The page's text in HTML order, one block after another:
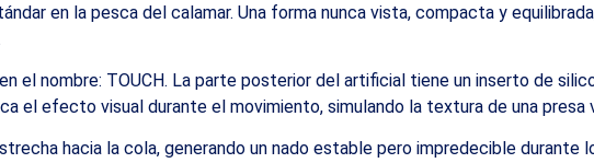
en la pesca del calamar. Una forma nunca vista, compacta y
el nombre: TOUCH. La parte posterior del artificial tiene un inserto de
el efecto visual durante el movimiento, simulando la textura de una presa
hacia la cola, generando un nado estable pero impredecible durante